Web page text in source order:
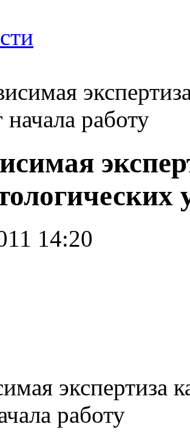
начала работу
14:20
экспертиза
работу